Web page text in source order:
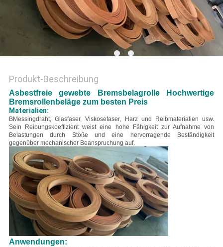
Produkt-Beschreibung
Asbestfreie gewebte Bremsbelagrolle Hochwertige
Bremsrollenbeläge zum besten Preis
Materialien:
BMessingdraht, Glasfaser, Viskosefaser, Harz und Reibmaterialien usw.
Sein Reibungskoeffizient weist eine hohe Fähigkeit zur Aufnahme von
Belastungen durch Stöße und eine hervorragende Beständigkeit
gegenüber mechanischer Beanspruchung auf.
Anwendungen: